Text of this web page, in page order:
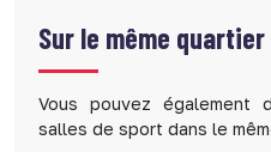
Sur le même quartier
Vous pouvez
salles de sport dans le